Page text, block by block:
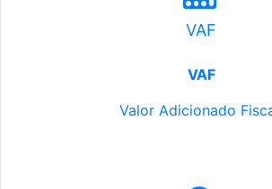
VAF
VAF
Valor Adicionado